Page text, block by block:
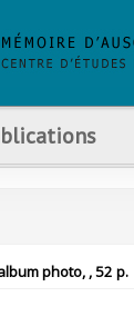
photo, , 52 p.